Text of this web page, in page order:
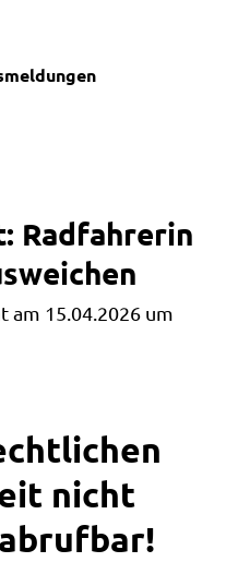
Radfahrerin
15.04.2026 um
nicht